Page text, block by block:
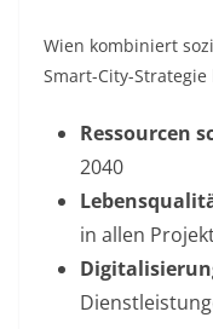
Wien kombiniert
Smart-City-
Ressourcen
2040
in allen